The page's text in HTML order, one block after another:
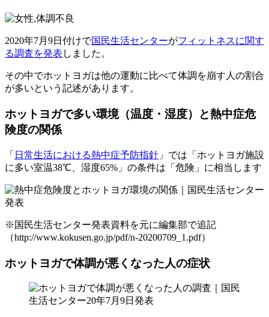
2020年7月9日付けで国民生活センターがフィットネスに関す
る調査を発表 しました。
その中でホットヨガは他の運動に比べて体調を崩す人の割合
が多いという記述があります。
ホットヨガで多い環境（温度・湿度）と熱中症危
険度の関係
「 日常生活における熱中症予防指針 」では 「ホットヨガ施設
に多い室温38℃、湿度65%」の条件は「危険」に相当 します
※国民生活センター発表資料を元に編集部で追記
（http://www.kokusen.go.jp/pdf/n-20200709_1.pdf）
ホットヨガで体調が悪くなった人の症状